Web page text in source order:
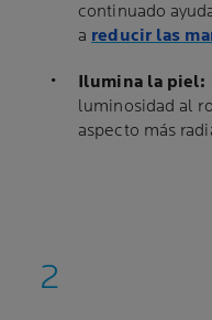
continuado
a reducir las
Ilumina la piel:
luminosidad al
aspecto más